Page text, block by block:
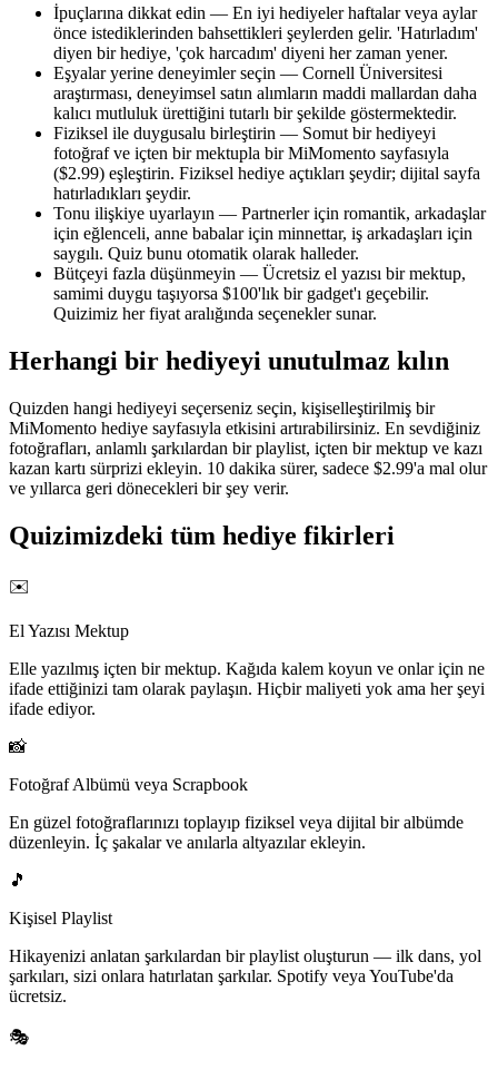
İpuçlarına dikkat edin — En iyi hediyeler haftalar veya aylar
önce istediklerinden bahsettikleri şeylerden gelir. 'Hatırladım'
diyen bir hediye, 'çok harcadım' diyeni her zaman yener.
Eşyalar yerine deneyimler seçin — Cornell Üniversitesi
araştırması, deneyimsel satın alımların maddi mallardan daha
kalıcı mutluluk ürettiğini tutarlı bir şekilde göstermektedir.
Fiziksel ile duygusalu birleştirin — Somut bir hediyeyi
fotoğraf ve içten bir mektupla bir MiMomento sayfasıyla
($2.99) eşleştirin. Fiziksel hediye açtıkları şeydir; dijital sayfa
hatırladıkları şeydir.
Tonu ilişkiye uyarlayın — Partnerler için romantik, arkadaşlar
için eğlenceli, anne babalar için minnettar, iş arkadaşları için
saygılı. Quiz bunu otomatik olarak halleder.
Bütçeyi fazla düşünmeyin — Ücretsiz el yazısı bir mektup,
samimi duygu taşıyorsa $100'lık bir gadget'ı geçebilir.
Quizimiz her fiyat aralığında seçenekler sunar.
Herhangi bir hediyeyi unutulmaz kılın
Quizden hangi hediyeyi seçerseniz seçin, kişiselleştirilmiş bir
MiMomento hediye sayfasıyla etkisini artırabilirsiniz. En sevdiğiniz
fotoğrafları, anlamlı şarkılardan bir playlist, içten bir mektup ve kazı
kazan kartı sürprizi ekleyin. 10 dakika sürer, sadece $2.99'a mal olur
ve yıllarca geri dönecekleri bir şey verir.
Quizimizdeki tüm hediye fikirleri
✉️
El Yazısı Mektup
Elle yazılmış içten bir mektup. Kağıda kalem koyun ve onlar için ne
ifade ettiğinizi tam olarak paylaşın. Hiçbir maliyeti yok ama her şeyi
ifade ediyor.
📸
Fotoğraf Albümü veya Scrapbook
En güzel fotoğraflarınızı toplayıp fiziksel veya dijital bir albümde
düzenleyin. İç şakalar ve anılarla altyazılar ekleyin.
🎵
Kişisel Playlist
Hikayenizi anlatan şarkılardan bir playlist oluşturun — ilk dans, yol
şarkıları, sizi onlara hatırlatan şarkılar. Spotify veya YouTube'da
ücretsiz.
🎭